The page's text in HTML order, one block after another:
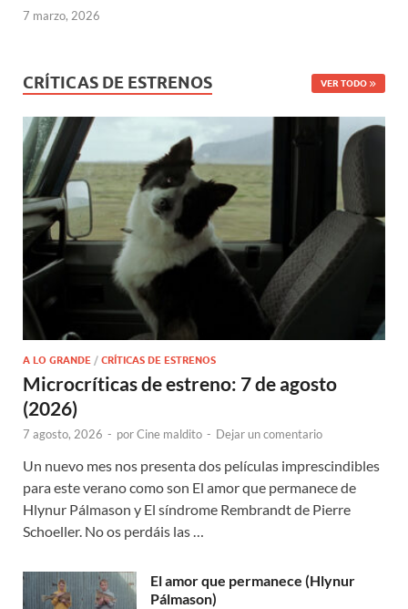
7 marzo, 2026
CRÍTICAS DE ESTRENOS VER TODO
A LO GRANDE / CRÍTICAS DE ESTRENOS
Microcríticas de estreno: 7 de agosto
(2026)
7 agosto, 2026 - porCine maldito - Dejar un comentario
Un nuevo mes nos presenta dos películas imprescindibles
para este verano como son El amor que permanece de
Hlynur Pálmason y El síndrome Rembrandt de Pierre
Schoeller. No os perdáis las …
El amor que permanece (Hlynur
Pálmason)